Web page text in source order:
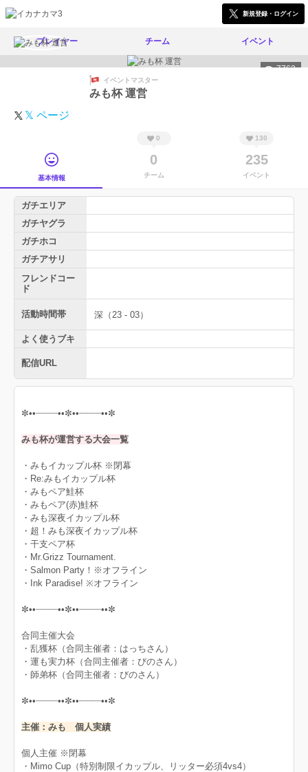
新規登録・ログイン
プレイヤー チーム イベント
7762
イベントマスター
みも杯 運営
𝕏 ページ
基本情報
0
0
チーム
130
235
イベント
ガチエリア
ガチヤグラ
ガチホコ
ガチアサリ
フレンドコー
ド
活動時間帯 深（23 - 03）
よく使うブキ
配信URL
✼••┈┈┈┈••✼••┈┈┈┈••✼
みも杯が運営する大会一覧
・みもイカップル杯 ※閉幕
・Re:みもイカップル杯
・みもペア鮭杯
・みもペア(赤)鮭杯
・みも深夜イカップル杯
・超！みも深夜イカップル杯
・干支ペア杯
・Mr.Grizz Tournament.
・Salmon Party！※オフライン
・Ink Paradise! ※オフライン
✼••┈┈┈┈••✼••┈┈┈┈••✼
合同主催大会
・乱獲杯（合同主催者：はっちさん）
・運も実力杯（合同主催者：びのさん）
・師弟杯（合同主催者：びのさん）
✼••┈┈┈┈••✼••┈┈┈┈••✼
主催：みも 個人実績
個人主催 ※閉幕
・Mimo Cup（特別制限イカップル、リッター必須4vs4）